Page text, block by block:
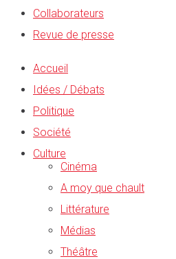
Collaborateurs
Revue de presse
Accueil
Idées / Débats
Politique
Société
Culture
Cinéma
A moy que chault
Littérature
Médias
Théâtre